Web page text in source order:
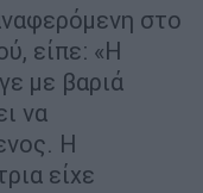
στο
είπε: «Η
με βαριά
να
Η
είχε